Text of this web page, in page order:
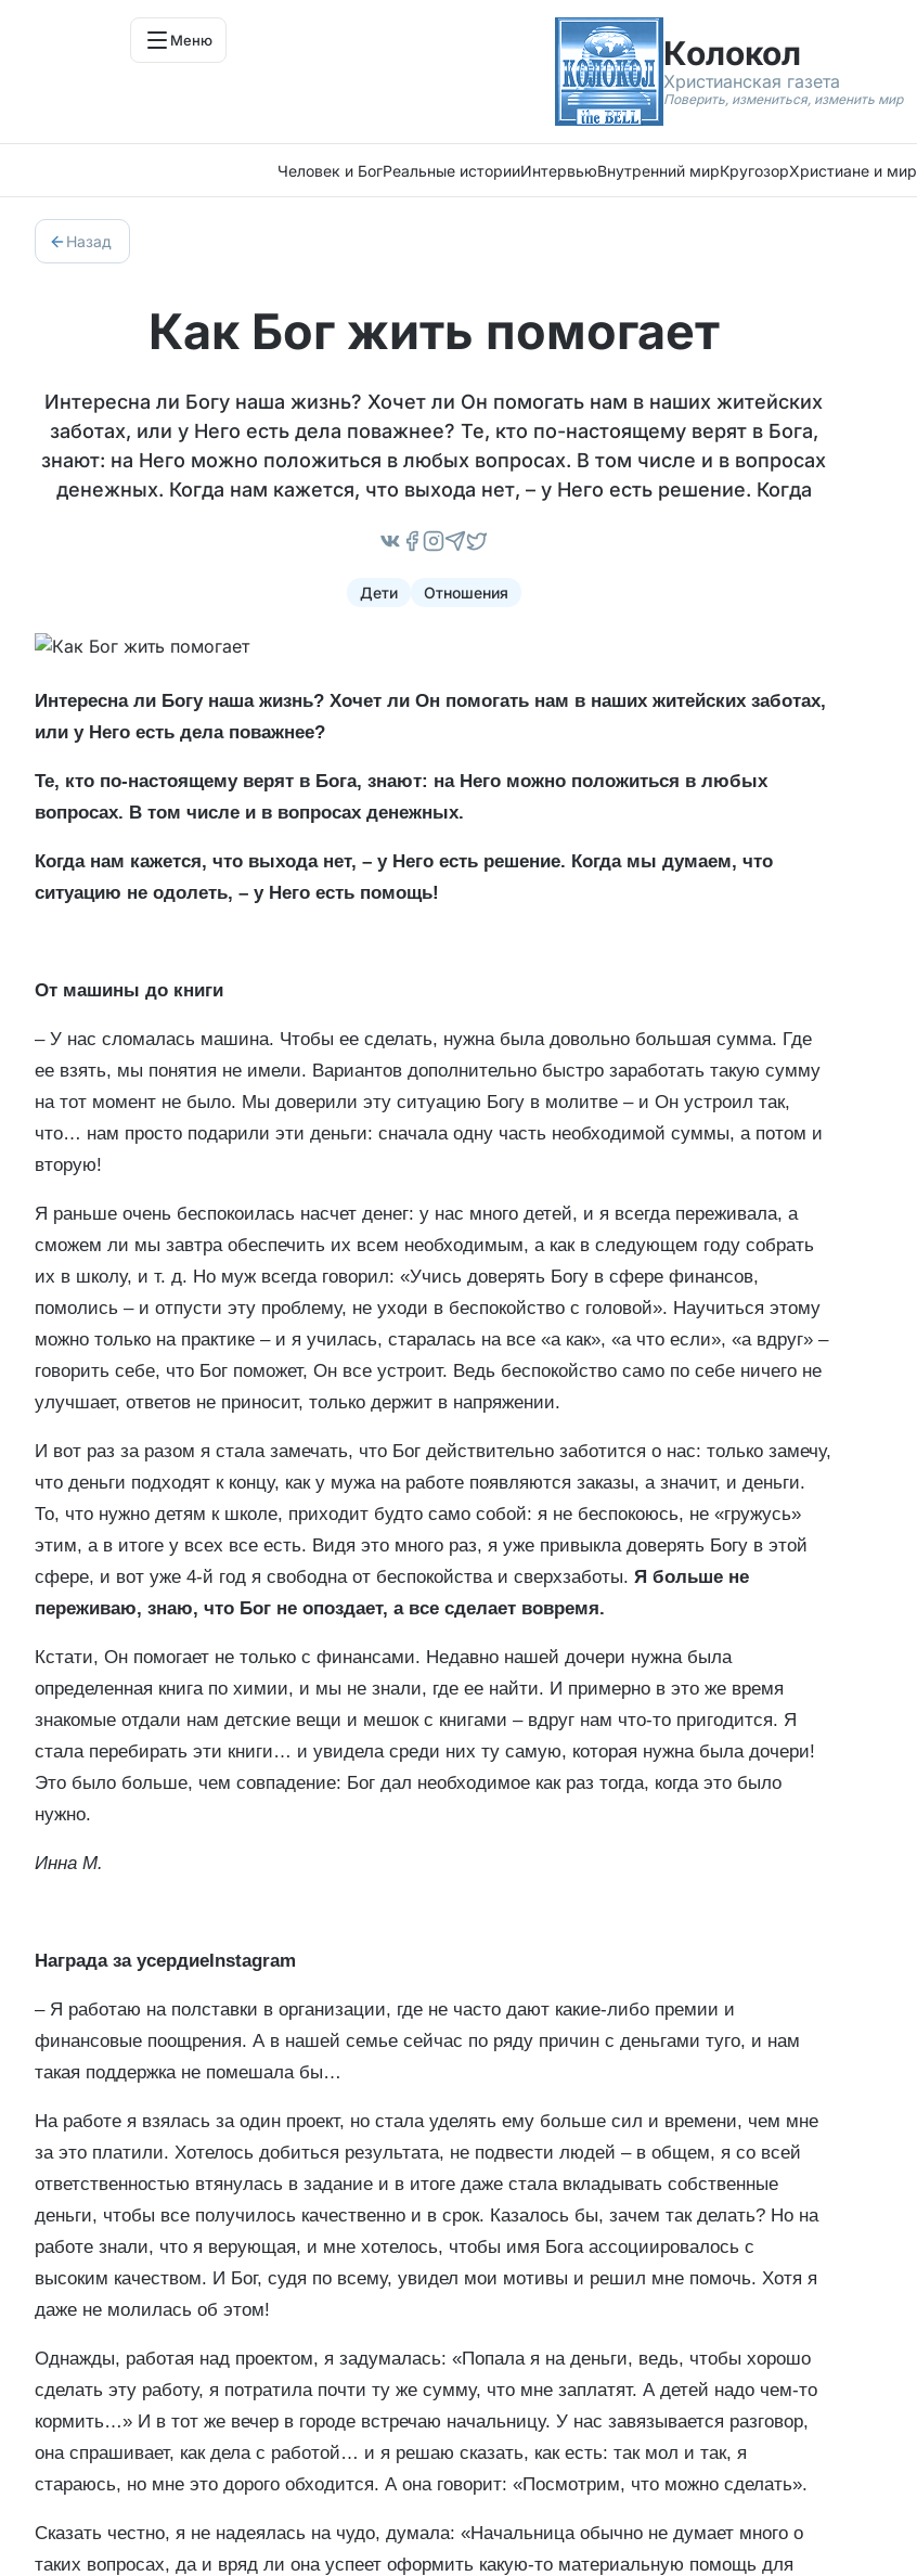
Меню Колокол
Христианская газета
Поверить, измениться, изменить мир
Человек и БогРеальные историиИнтервьюВнутренний мирКругозорХристиане и мир
Назад
Как Бог жить помогает
Интересна ли Богу наша жизнь? Хочет ли Он помогать нам в наших житейских
заботах, или у Него есть дела поважнее? Те, кто по-настоящему верят в Бога,
знают: на Него можно положиться в любых вопросах. В том числе и в вопросах
денежных. Когда нам кажется, что выхода нет, – у Него есть решение. Когда
Дети Отношения
Интересна ли Богу наша жизнь? Хочет ли Он помогать нам в наших житейских заботах,
или у Него есть дела поважнее?
Те, кто по-настоящему верят в Бога, знают: на Него можно положиться в любых
вопросах. В том числе и в вопросах денежных.
Когда нам кажется, что выхода нет, – у Него есть решение. Когда мы думаем, что
ситуацию не одолеть, – у Него есть помощь!
От машины до книги
– У нас сломалась машина. Чтобы ее сделать, нужна была довольно большая сумма. Где
ее взять, мы понятия не имели. Вариантов дополнительно быстро заработать такую сумму
на тот момент не было. Мы доверили эту ситуацию Богу в молитве – и Он устроил так,
что… нам просто подарили эти деньги: сначала одну часть необходимой суммы, а потом и
вторую!
Я раньше очень беспокоилась насчет денег: у нас много детей, и я всегда переживала, а
сможем ли мы завтра обеспечить их всем необходимым, а как в следующем году собрать
их в школу, и т. д. Но муж всегда говорил: «Учись доверять Богу в сфере финансов,
помолись – и отпусти эту проблему, не уходи в беспокойство с головой». Научиться этому
можно только на практике – и я училась, старалась на все «а как», «а что если», «а вдруг» –
говорить себе, что Бог поможет, Он все устроит. Ведь беспокойство само по себе ничего не
улучшает, ответов не приносит, только держит в напряжении.
И вот раз за разом я стала замечать, что Бог действительно заботится о нас: только замечу,
что деньги подходят к концу, как у мужа на работе появляются заказы, а значит, и деньги.
То, что нужно детям к школе, приходит будто само собой: я не беспокоюсь, не «гружусь»
этим, а в итоге у всех все есть. Видя это много раз, я уже привыкла доверять Богу в этой
сфере, и вот уже 4-й год я свободна от беспокойства и сверхзаботы. Я больше не
переживаю, знаю, что Бог не опоздает, а все сделает вовремя.
Кстати, Он помогает не только с финансами. Недавно нашей дочери нужна была
определенная книга по химии, и мы не знали, где ее найти. И примерно в это же время
знакомые отдали нам детские вещи и мешок с книгами – вдруг нам что-то пригодится. Я
стала перебирать эти книги… и увидела среди них ту самую, которая нужна была дочери!
Это было больше, чем совпадение: Бог дал необходимое как раз тогда, когда это было
нужно.
Инна М.
Награда за усердиеInstagram
– Я работаю на полставки в организации, где не часто дают какие-либо премии и
финансовые поощрения. А в нашей семье сейчас по ряду причин с деньгами туго, и нам
такая поддержка не помешала бы…
На работе я взялась за один проект, но стала уделять ему больше сил и времени, чем мне
за это платили. Хотелось добиться результата, не подвести людей – в общем, я со вcей
ответственностью втянулась в задание и в итоге даже стала вкладывать собственные
деньги, чтобы все получилось качественно и в срок. Казалось бы, зачем так делать? Но на
работе знали, что я верующая, и мне хотелось, чтобы имя Бога ассоциировалось с
высоким качеством. И Бог, судя по всему, увидел мои мотивы и решил мне помочь. Хотя я
даже не молилась об этом!
Однажды, работая над проектом, я задумалась: «Попала я на деньги, ведь, чтобы хорошо
сделать эту работу, я потратила почти ту же сумму, что мне заплатят. А детей надо чем-то
кормить…» И в тот же вечер в городе встречаю начальницу. У нас завязывается разговор,
она спрашивает, как дела с работой… и я решаю сказать, как есть: так мол и так, я
стараюсь, но мне это дорого обходится. А она говорит: «Посмотрим, что можно сделать».
Сказать честно, я не надеялась на чудо, думала: «Начальница обычно не думает много о
таких вопросах, да и вряд ли она успеет оформить какую-то материальную помощь для